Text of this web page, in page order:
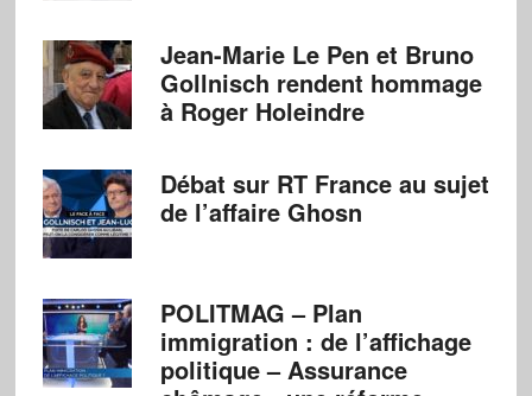
Jean-Marie Le Pen et Bruno
Gollnisch rendent hommage
à Roger Holeindre
Débat sur RT France au sujet
de l’affaire Ghosn
POLITMAG – Plan
immigration : de l’affichage
politique – Assurance